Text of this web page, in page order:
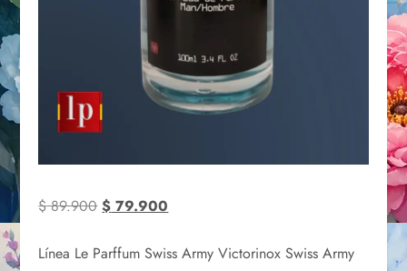
$89.900 $ 79.900
Línea Le Parffum Swiss Army Victorinox Swiss Army